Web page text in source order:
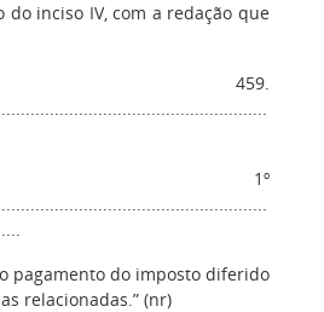
do inciso IV, com a redação que
459.
1º
pagamento do imposto diferido
relacionadas.” (nr)